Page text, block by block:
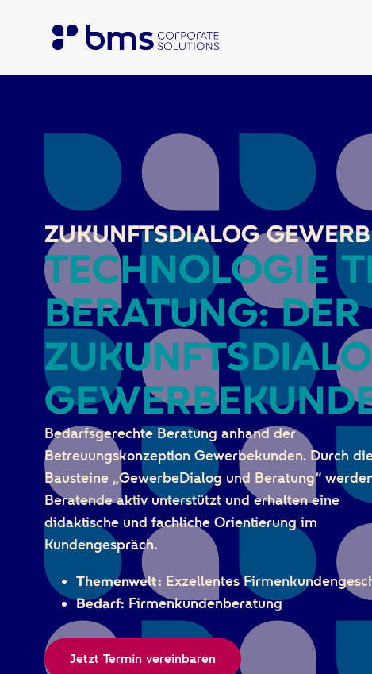
ZUKUNFTSDIALOG
TECHNOLOGIE
BERATUNG: DER
Bedarfsgerechte Beratung anhand der
Betreuungskonzeption Gewerbekunden. Durch
Bausteine „GewerbeDialog und Beratung“
Beratende aktiv unterstützt und erhalten eine
didaktische und fachliche Orientierung im
Kundengespräch.
Themenwelt: Exzellentes
Bedarf: Firmenkundenberatung
Jetzt Termin vereinbaren